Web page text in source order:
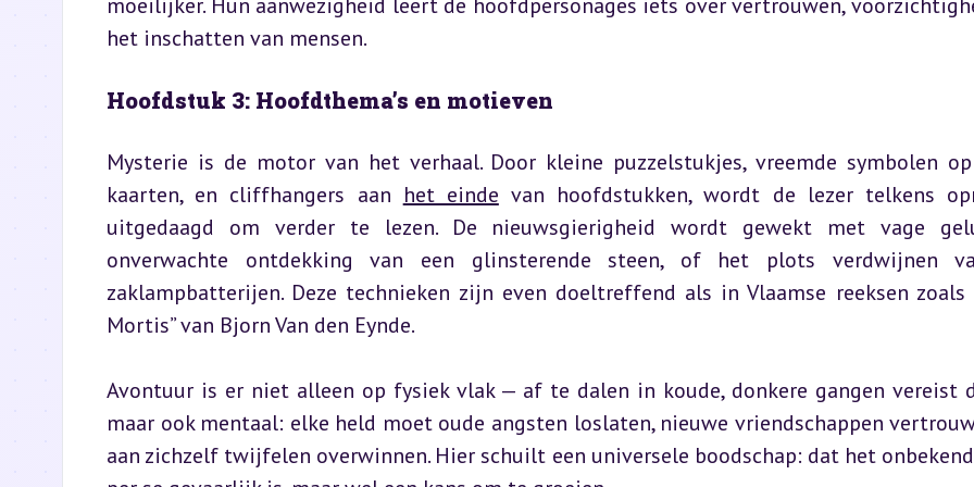
het inschatten van mensen.
Hoofdstuk 3: Hoofdthema’s en motieven
Mysterie is de motor van het verhaal. Door kleine puzzelstukjes, vreemde symbolen
kaarten, en cliffhangers aan het einde van hoofdstukken, wordt de lezer telkens
uitgedaagd om verder te lezen. De nieuwsgierigheid wordt gewekt met vage
onverwachte ontdekking van een glinsterende steen, of het plots verdwijnen
zaklampbatterijen. Deze technieken zijn even doeltreffend als in Vlaamse reeksen zoals
Mortis” van Bjorn Van den Eynde.
Avontuur is er niet alleen op fysiek vlak — af te dalen in koude, donkere gangen vereist
maar ook mentaal: elke held moet oude angsten loslaten, nieuwe vriendschappen
aan zichzelf twijfelen overwinnen. Hier schuilt een universele boodschap: dat het